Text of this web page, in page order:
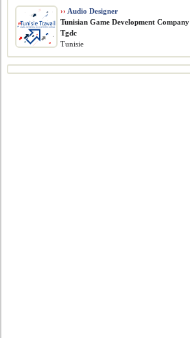
›› Audio Designer
Tunisian Game Development Company
Tgdc
Tunisie